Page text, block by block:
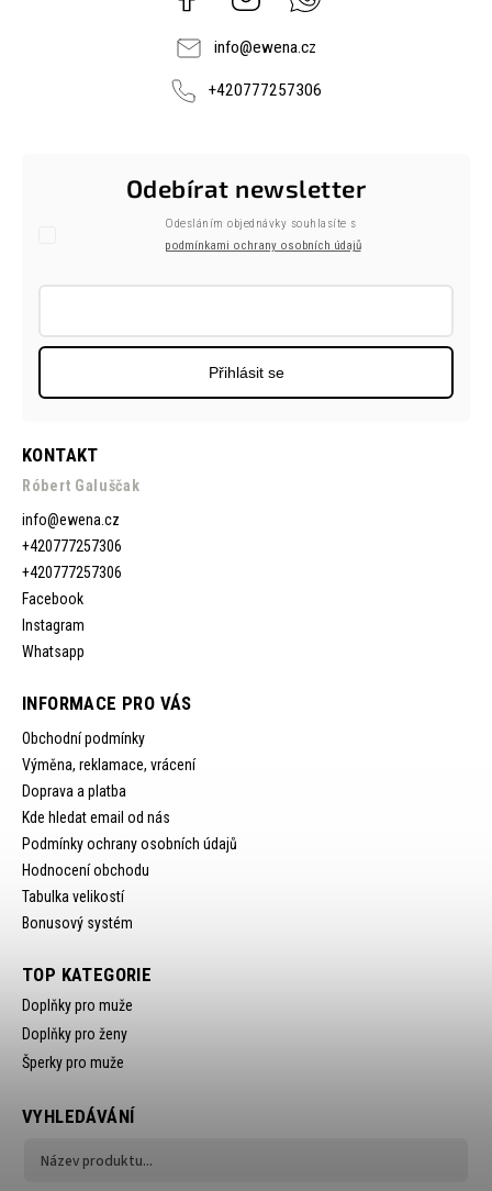
info@ewena.cz
+420777257306
KONTAKT
Róbert Galuščak
info@ewena.cz
+420777257306
+420777257306
Facebook
Instagram
Whatsapp
INFORMACE PRO VÁS
Obchodní podmínky
Výměna, reklamace, vrácení
Doprava a platba
Kde hledat email od nás
Podmínky ochrany osobních údajů
Hodnocení obchodu
Tabulka velikostí
Bonusový systém
Odebírat newsletter
Odesláním objednávky souhlasíte s
podmínkami ochrany osobních údajů
Přihlásit se
TOP KATEGORIE
Doplňky pro muže
Doplňky pro ženy
Šperky pro muže
VYHLEDÁVÁNÍ